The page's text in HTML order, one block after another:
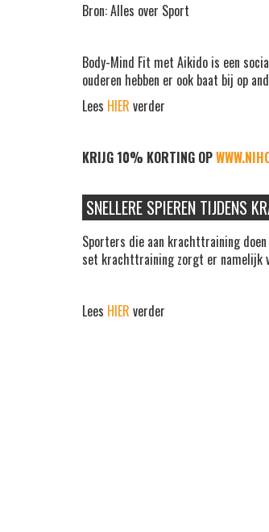
Bron: Alles over Sport
Body-Mind Fit met Aikido is een
ouderen hebben er ook baat bij op
Lees HIER verder
KRIJG 10% KORTING OP
SNELLERE SPIEREN TIJDENS
Sporters die aan krachttraining
set krachttraining zorgt er namelijk
Lees HIER verder